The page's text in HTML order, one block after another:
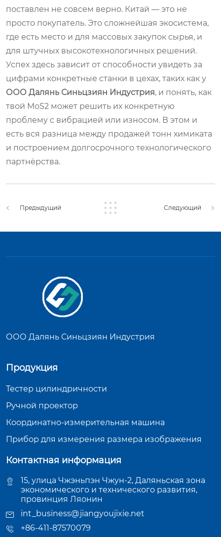
поставлен не совсем верно. Китай — это не
просто покупатель. Это сложнейшая экосистема,
где есть место и для массовых закупок сырья, и
для штучных высокотехнологичных решений.
Успех здесь зависит от способности увидеть за
цифрами конкретные станки в цехах, таких как у
ООО Далянь Синьцзиян Индустрия, и понять, как
твой MoS2 может решить их конкретную
проблему с вибрацией или износом. В этом и
есть вся разница между продажей тонн химиката
и построением долгосрочного технологического
партнёрства.
Предыдущий Следующий
ООО Далянь Синьцзиян Индустрия
Продукция
Тестер цилиндричности
Ручной проектор
Координатно-измерительная машина
Прибор для измерения размера изображения
Контактная информация
15, улица Чжэньпэн Чжун-2, Даляньская зона
экономического и технического развития,
провинция Ляонин
int_business@jiangyoujixie.net
+86-411-87570079